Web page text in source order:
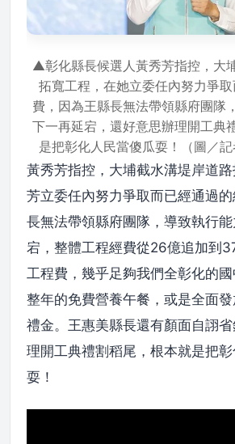
▲彰化縣長候選人黃秀芳指控，大
拓寬工程，在她立委任內努力爭
費，因為王縣長無法帶領縣府團隊
下一再延宕，還好意思辦理開工典
是把彰化人民當傻瓜耍！（圖／記
黃秀芳指控，大埔截水溝堤岸道
芳立委任內努力爭取而已經通過
長無法帶領縣府團隊，導致執行
宕，整體工程經費從26億追加到
工程費，幾乎足夠我們全彰化的
整年的免費營養午餐，或是全面
禮金。王惠美縣長還有顏面自詡
理開工典禮割稻尾，根本就是把
耍！